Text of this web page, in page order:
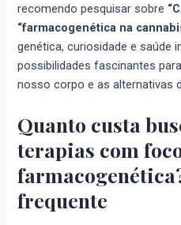
recomendo pesquisar sobre
“farmacogenética na
genética, curiosidade e saúde
possibilidades fascinantes
nosso corpo e as alternativas
Quanto custa
terapias com
frequente